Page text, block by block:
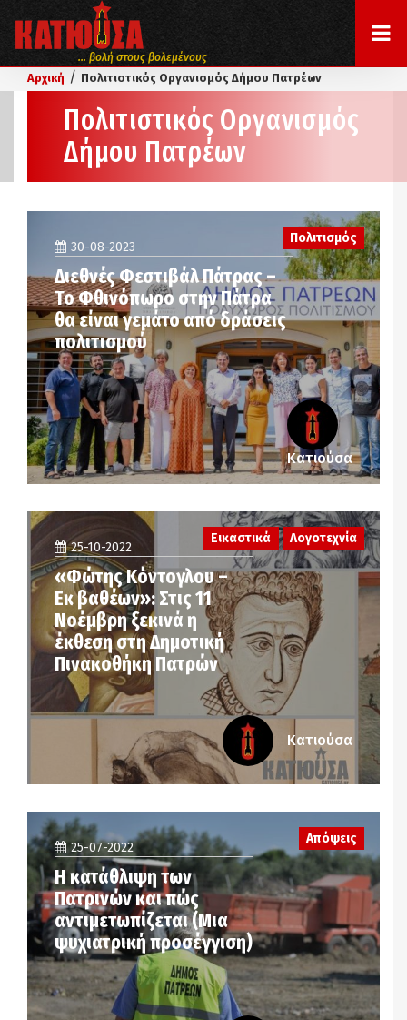
... βολή στους βολεμένους
Αρχική / Πολιτιστικός Οργανισμός Δήμου Πατρέων
Πολιτιστικός Οργανισμός
Δήμου Πατρέων
Πολιτισμός
30-08-2023
Διεθνές Φεστιβάλ Πάτρας –
Το Φθινόπωρο στην Πάτρα
θα είναι γεμάτο από δράσεις
πολιτισμού
Κατιούσα
25-10-2022
«Φώτης Κόντογλου –
Εκ βαθέων»: Στις 11
Νοέμβρη ξεκινά η
έκθεση στη Δημοτική
Πινακοθήκη Πατρών
Εικαστικά Λογοτεχνία
Κατιούσα
25-07-2022
Η κατάθλιψη των
Πατρινών και πώς
αντιμετωπίζεται (Μια
ψυχιατρική προσέγγιση)
Απόψεις